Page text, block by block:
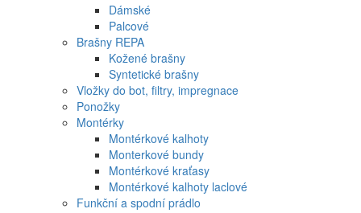
Dámské
Palcové
Brašny REPA
Kožené brašny
Syntetické brašny
Vložky do bot, filtry, impregnace
Ponožky
Montérky
Montérkové kalhoty
Monterkové bundy
Montérkové kraťasy
Montérkové kalhoty laclové
Funkční a spodní prádlo